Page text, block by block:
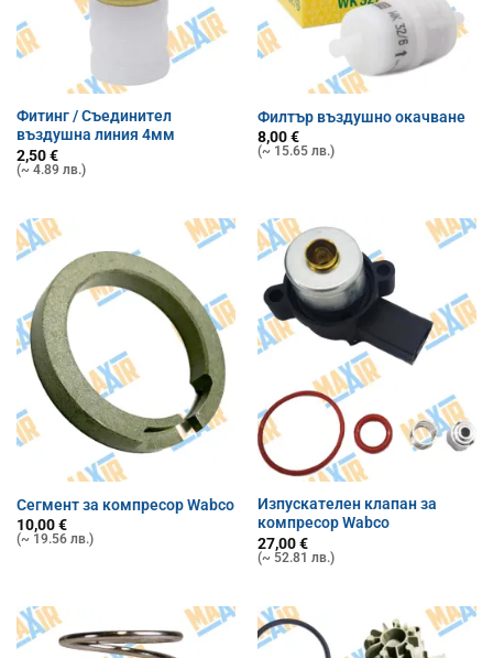
Фитинг / Съединител
въздушна линия 4мм
2,50€
(~ 4.89 лв.)
Филтър въздушно окачване
8,00€
(~ 15.65 лв.)
Сегмент за компресор Wabco
10,00€
(~ 19.56 лв.)
Изпускателен клапан за
компресор Wabco
27,00€
(~ 52.81 лв.)